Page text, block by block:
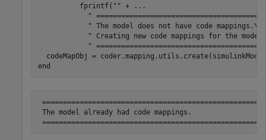
          fprintf(
"" +
...
"
" The model does not have code mappings.\n"
" Creating new code mappings for the
"
end
The model already had code mappings.